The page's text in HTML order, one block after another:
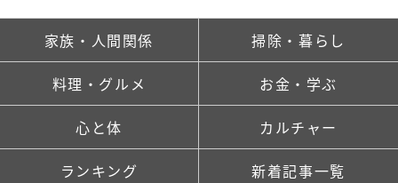
家族・人間関係 掃除・暮らし
料理・グルメ お金・学ぶ
心と体 カルチャー
ランキング 新着記事一覧